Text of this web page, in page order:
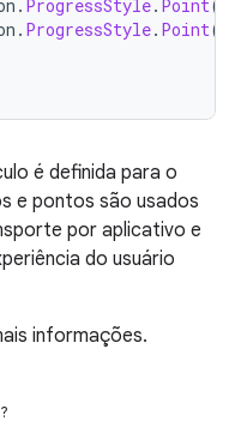
. ProgressStyle. Point(
. ProgressStyle. Point(
é definida para o
e pontos são usados
por aplicativo e
do usuário
informações.